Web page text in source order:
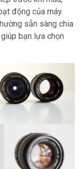
động của máy.
sẵn sàng chia
bạn lựa chọn